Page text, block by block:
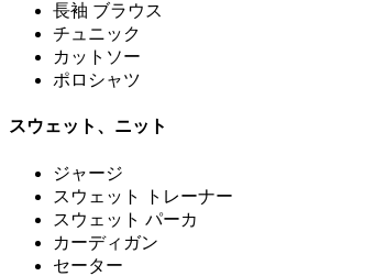
長袖 ブラウス
チュニック
カットソー
ポロシャツ
スウェット、ニット
ジャージ
スウェット トレーナー
スウェット パーカ
カーディガン
セーター